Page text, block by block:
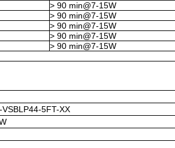
> 90 min@7-15W
> 90 min@7-15W
> 90 min@7-15W
> 90 min@7-15W
> 90 min@7-15W
VSBLP44-5FT-XX